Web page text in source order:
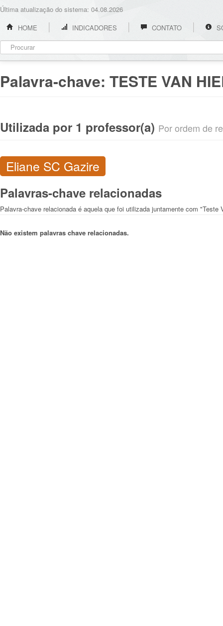
Última atualização do sistema: 04.08.2026
HOME
INDICADORES CONTATO
Palavra-chave: TESTE VAN
Utilizada por 1 professor(a) Por ordem de
Eliane SC Gazire
Palavras-chave relacionadas
Palavra-chave relacionada é aquela que foi utilizada juntamente com "Teste
Não existem palavras chave relacionadas.